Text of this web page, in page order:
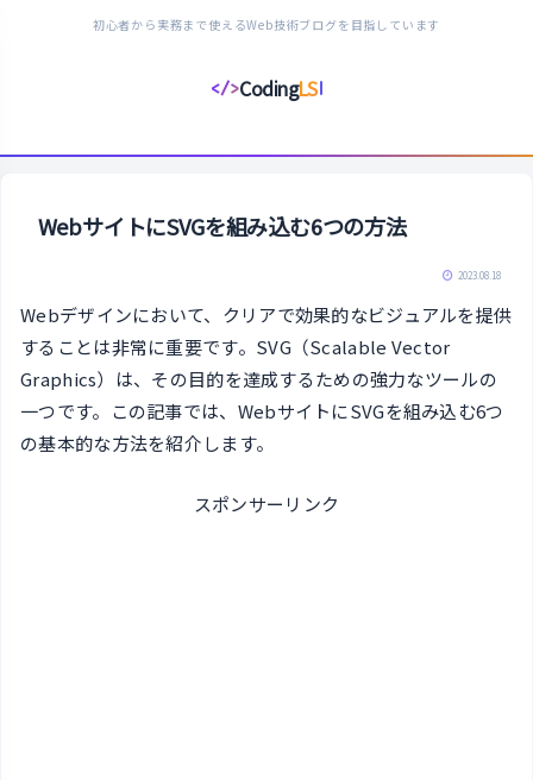
初心者から実務まで使えるWeb技術ブログを目指しています
</>CodingLS
コ
デ
ン
イ
フ
ス
イ
ル
WebサイトにSVGを組み込む6つの方法
2023.08.18
Webデザインにおいて、クリアで効果的なビジュアルを提供
することは非常に重要です。SVG（Scalable Vector
Graphics）は、その目的を達成するための強力なツールの
一つです。この記事では、WebサイトにSVGを組み込む6つ
の基本的な方法を紹介します。
スポンサーリンク